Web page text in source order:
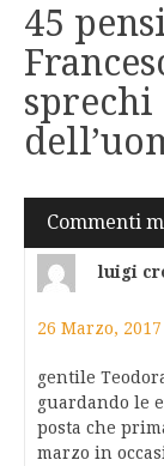
45
sprechi
Commenti
luigi
26 Marzo,
gentile
guardando le
posta che
marzo in